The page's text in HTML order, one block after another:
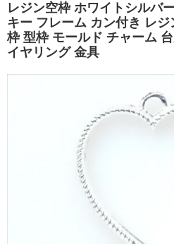
レジン空枠 ホワイトシルバ
キー フレーム カン付き レ
枠 型枠 モールド チャーム
イヤリング 金具